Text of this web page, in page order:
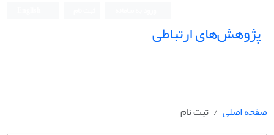
پژوهش‌های ارتباطی
صفحه اصلی ثبت نام